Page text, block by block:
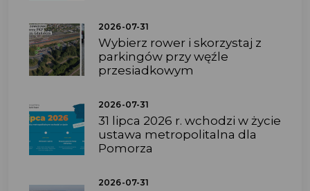
2026-07-31
Wybierz rower i skorzystaj z
parkingów przy węźle
przesiadkowym
2026-07-31
31 lipca 2026 r. wchodzi w życie
ustawa metropolitalna dla
Pomorza
2026-07-31